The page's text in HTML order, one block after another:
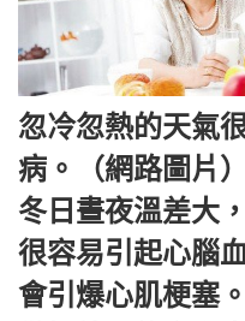
忽冷忽熱的天氣
病。（網路圖片）
冬日晝夜溫差大
很容易引起心腦
會引爆心肌梗塞